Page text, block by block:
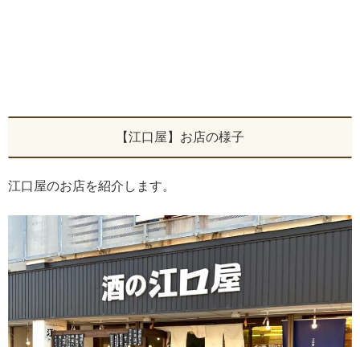
【江口屋】お店の様子
江口屋のお店を紹介します。